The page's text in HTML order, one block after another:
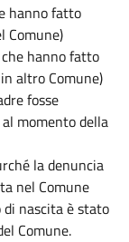
hanno fatto
Comune)
hanno fatto
altro Comune)
fosse
momento della
la denuncia
nel Comune
nascita è stato
Comune.